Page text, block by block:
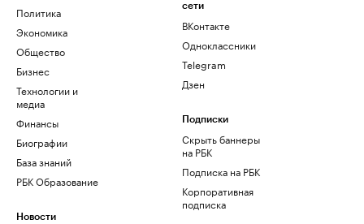
Политика
Экономика
Общество
Бизнес
Технологии и
медиа
Финансы
Биографии
База знаний
РБК Образование
Новости
сети
ВКонтакте
Одноклассники
Telegram
Дзен
Подписки
Скрыть баннеры
на РБК
Подписка на РБК
Корпоративная
подписка